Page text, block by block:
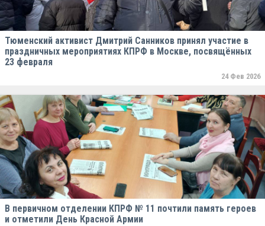
Тюменский активист Дмитрий Санников принял участие в
праздничных мероприятиях КПРФ в Москве, посвящённых
23 февраля
24 Фев 2026
В первичном отделении КПРФ № 11 почтили память героев
и отметили День Красной Армии